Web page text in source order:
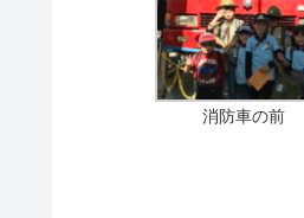
消防車の前